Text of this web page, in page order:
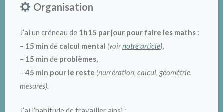
Organisation
J’ai un créneau de 1h15 par jour pour faire les maths :
– 15 min de calcul mental (voirnotre article)
– 15 min de problèmes
– 45 min pour le reste (numération, calcul, géométrie,
mesures).
J’ai l’habitude de travailler ainsi :